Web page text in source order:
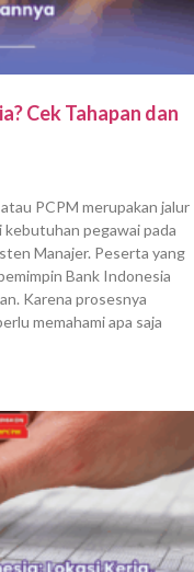
Cek Tahapan dan
PCPM merupakan jalur
pegawai pada
Manajer. Peserta yang
Bank Indonesia
Karena prosesnya
memahami apa saja